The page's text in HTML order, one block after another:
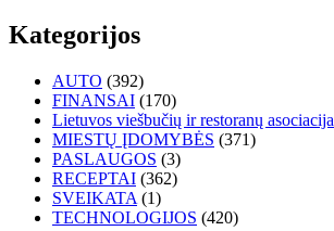
Kategorijos
AUTO (392)
FINANSAI (170)
Lietuvos viešbučių ir restoranų asociacija
MIESTŲ ĮDOMYBĖS (371)
PASLAUGOS (3)
RECEPTAI (362)
SVEIKATA (1)
TECHNOLOGIJOS (420)